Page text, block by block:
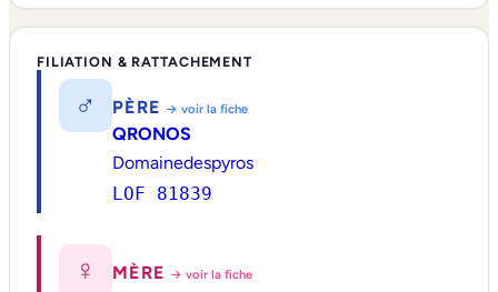
FILIATION & RATTACHEMENT
♂ PÈRE → voir la fiche
QRONOS
Domainedespyros
LOF 81839
♀ MÈRE → voir la fiche